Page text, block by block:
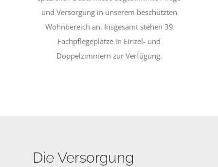
und Versorgung in unserem beschützten
Wohnbereich an. Insgesamt stehen 39
Fachpflegeplätze in Einzel- und
Doppelzimmern zur Verfügung.
Die Versorgung